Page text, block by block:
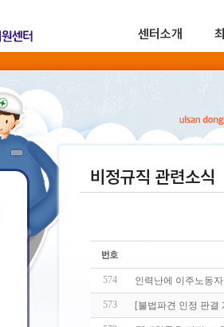
센터소개
비정규직 관련소식
574 인력난에 이주노동
573 [불법파견 인정 판